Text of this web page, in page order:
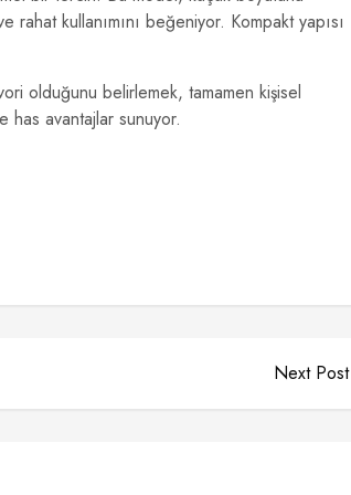
kullanımını beğeniyor. Kompakt yapısı
olduğunu belirlemek, tamamen kişisel
has avantajlar sunuyor.
Next